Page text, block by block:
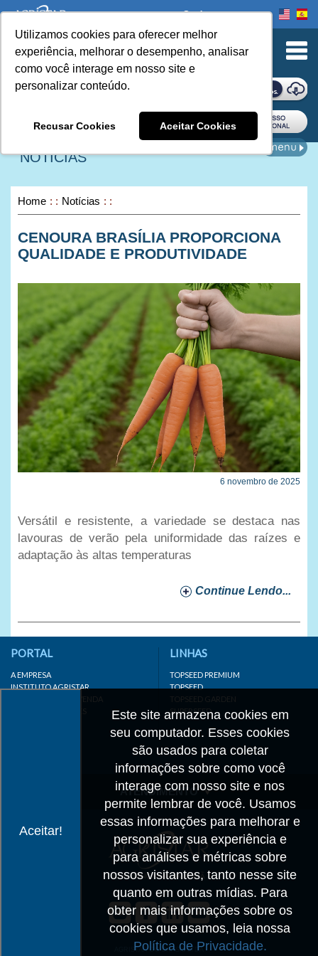
Utilizamos cookies para oferecer melhor
experiência, melhorar o desempenho, analisar
como você interage em nosso site e
personalizar conteúdo.
Recusar Cookies Aceitar Cookies
to Content
Onde comprar
ONDE COMPRAR
NOTÍCIAS
Home Notícias
CENOURA BRASÍLIA PROPORCIONA
QUALIDADE E PRODUTIVIDADE
6 novembro de 2025
Versátil e resistente, a variedade se destaca nas
lavouras de verão pela uniformidade das raízes e
adaptação às altas temperaturas
Continue Lendo...
Aceitar!
Este site armazena cookies em
seu computador. Esses cookies
são usados para coletar
informações sobre como você
interage com nosso site e nos
permite lembrar de você. Usamos
essas informações para melhorar e
personalizar sua experiência e
para análises e métricas sobre
nossos visitantes, tanto nesse site
quanto em outras mídias. Para
obter mais informações sobre os
cookies que usamos, leia nossa
Política de Privacidade.
PORTAL
A EMPRESA
INSTITUTO AGRISTAR
DISTRIBUIDOR/REVENDA
LINKS IMPORTANTES
LINHAS
TOPSEED PREMIUM
TOPSEED
TOPSEED GARDEN
SUPERSEED
ATENDIMENTO
CADASTRO
TRABALHE CONOSCO
AGRISTAR DO BRASIL LTDA